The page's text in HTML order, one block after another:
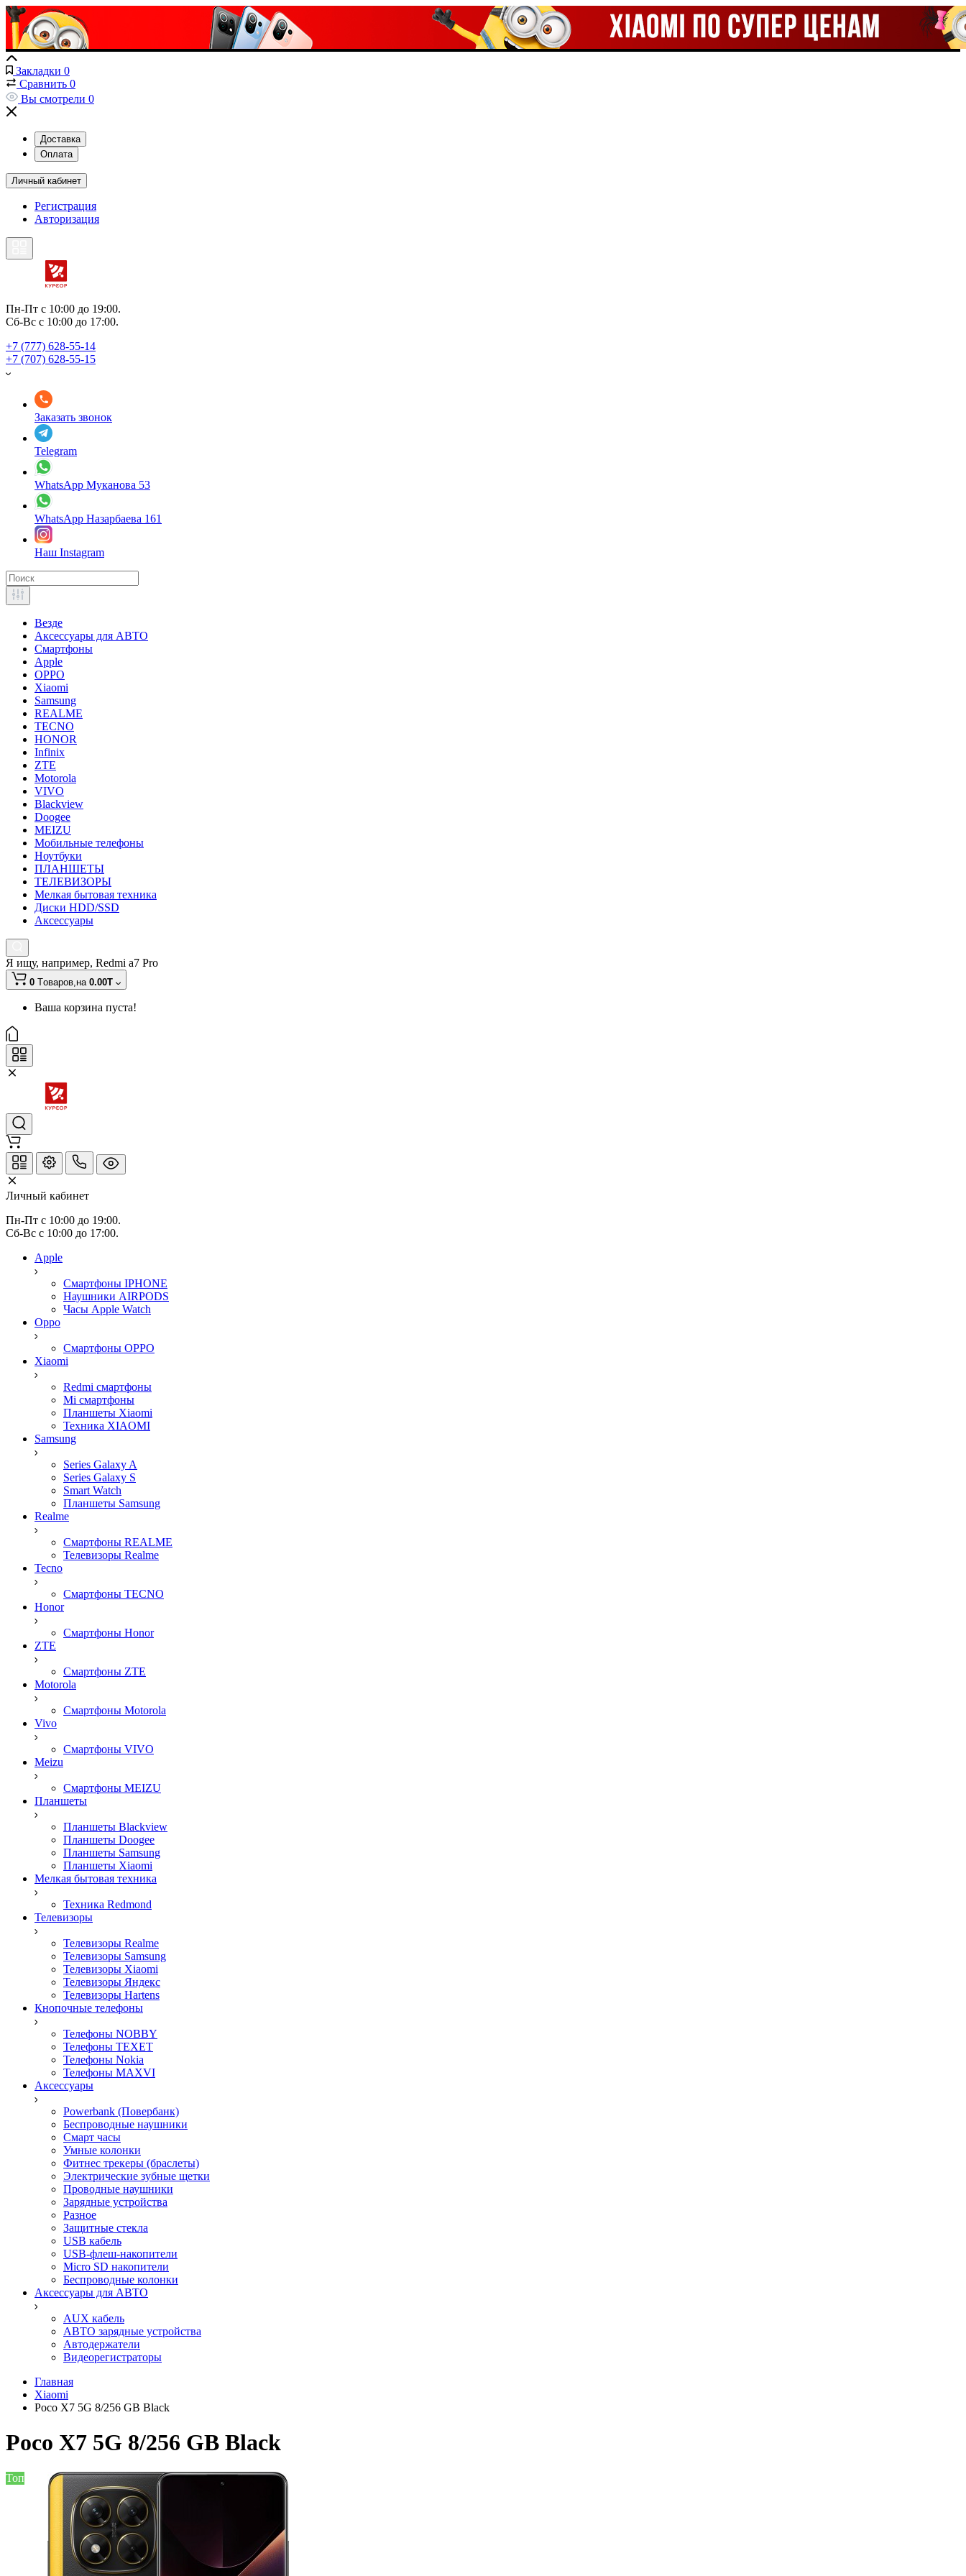
Закладки 0
Сравнить 0
Вы смотрели 0
Доставка
Оплата
Личный кабинет
Регистрация
Авторизация
Пн-Пт с 10:00 до 19:00.
Сб-Вс с 10:00 до 17:00.
+7 (777) 628-55-14
+7 (707) 628-55-15
Заказать звонок
Telegram
WhatsApp Муканова 53
WhatsApp Назарбаева 161
Наш Instagram
Везде
Аксессуары для АВТО
Смартфоны
Apple
OPPO
Xiaomi
Samsung
REALME
TECNO
HONOR
Infinix
ZTE
Motorola
VIVO
Blackview
Doogee
MEIZU
Мобильные телефоны
Ноутбуки
ПЛАНШЕТЫ
ТЕЛЕВИЗОРЫ
Мелкая бытовая техника
Диски HDD/SSD
Аксессуары
Я ищу, например, Redmi a7 Pro
0 Tоваров,на 0.00T
Ваша корзина пуста!
Личный кабинет
Пн-Пт с 10:00 до 19:00.
Сб-Вс с 10:00 до 17:00.
Apple
Смартфоны IPHONE
Наушники AIRPODS
Часы Apple Watch
Oppo
Смартфоны OPPO
Xiaomi
Redmi смартфоны
Mi смартфоны
Планшеты Xiaomi
Техника XIAOMI
Samsung
Series Galaxy A
Series Galaxy S
Smart Watch
Планшеты Samsung
Realme
Смартфоны REALME
Телевизоры Realme
Tecno
Смартфоны TECNO
Honor
Смартфоны Honor
ZTE
Смартфоны ZTE
Motorola
Смартфоны Motorola
Vivo
Смартфоны VIVO
Meizu
Смартфоны MEIZU
Планшеты
Планшеты Blackview
Планшеты Doogee
Планшеты Samsung
Планшеты Xiaomi
Мелкая бытовая техника
Техника Redmond
Телевизоры
Телевизоры Realme
Телевизоры Samsung
Телевизоры Xiaomi
Телевизоры Яндекс
Телевизоры Hartens
Кнопочные телефоны
Телефоны NOBBY
Телефоны TEXET
Телефоны Nokia
Телефоны MAXVI
Аксессуары
Powerbank (Повербанк)
Беспроводные наушники
Смарт часы
Умные колонки
Фитнес трекеры (браслеты)
Электрические зубные щетки
Проводные наушники
Зарядные устройства
Разное
Защитные стекла
USB кабель
USB-флеш-накопители
Micro SD накопители
Беспроводные колонки
Аксессуары для АВТО
AUX кабель
АВТО зарядные устройства
Автодержатели
Видеорегистраторы
Главная
Xiaomi
Poco X7 5G 8/256 GB Black
Poco X7 5G 8/256 GB Black
Топ